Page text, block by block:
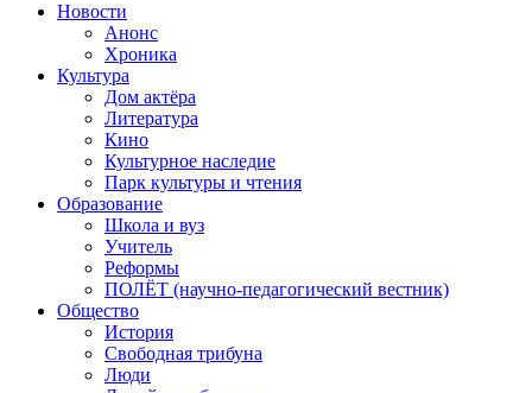
Новости
Анонс
Хроника
Культура
Дом актёра
Литература
Кино
Культурное наследие
Парк культуры и чтения
Образование
Школа и вуз
Учитель
Реформы
ПОЛЁТ (научно-педагогический вестник)
Общество
История
Свободная трибуна
Люди